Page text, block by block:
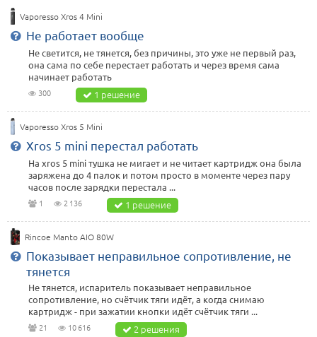
Vaporesso Xros 4 Mini
Не работает вообще
Не светится, не тянется, без причины, это уже не первый раз,
она сама по себе перестает работать и через время сама
начинает работать
300 1 решение
Vaporesso Xros 5 Mini
Xros 5 mini перестал работать
На xros 5 mini тушка не мигает и не читает картридж она была
заряжена до 4 палок и потом просто в моменте через пару
часов после зарядки перестала ...
1 2 136 1 решение
Rincoe Manto AIO 80W
Показывает неправильное сопротивление, не
тянется
Не тянется, испаритель показывает неправильное
сопротивление, но счётчик тяги идёт, а когда снимаю
картридж - при зажатии кнопки идёт счётчик тяги ...
21 10 616 2 решения